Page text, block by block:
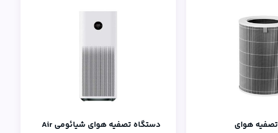
تصفیه هوای
دستگاه تصفیه هوای شیائومی Air